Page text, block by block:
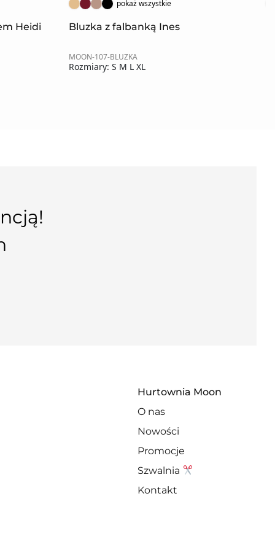
Heidi
pokaż wszystkie
Bluzka z falbanką Ines
MOON-107-BLUZKA
Rozmiary: S M L XL
Hurtownia Moon
O nas
Nowości
Promocje
Szwalnia
Kontakt